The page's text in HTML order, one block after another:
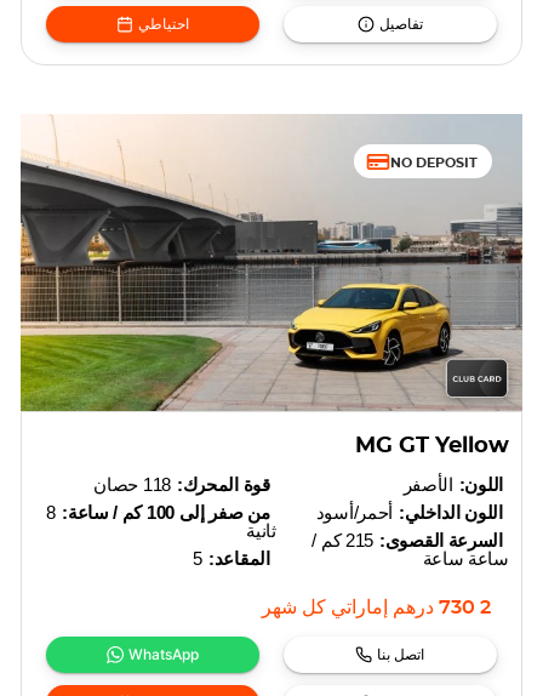
احتياطي تفاصيل
NO DEPOSIT
MG GT Yellow
قوة المحرك: 118 حصان
من صفر إلى 100 كم / ساعة:
8
ثانية
المقاعد: 5
اللون: الأصفر
اللون الداخلي: أحمر/أسود
السرعة القصوى:
215 كم /
ساعة ساعة
2 730 درهم إماراتي كل شهر
WhatsApp اتصل بنا